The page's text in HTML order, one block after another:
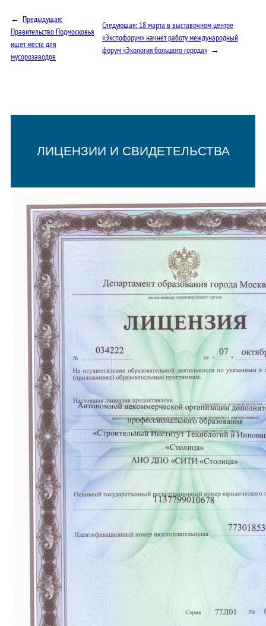
← Предыдущая:
Правительство Подмосковья
ищет места для
мусорозаводов
Следующая: 18 марта в выставочном центре
«Экспофорум» начнет работу международный
форум «Экология большого города» →
ЛИЦЕНЗИИ И СВИДЕТЕЛЬСТВА